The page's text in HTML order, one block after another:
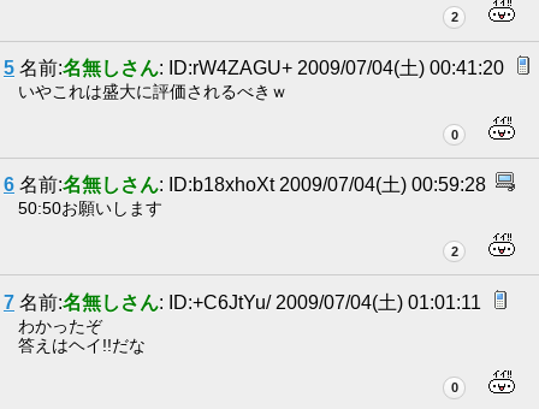
2
5 名前:名無しさん: ID:rW4ZAGU+ 2009/07/04(土) 00:41:20
いやこれは盛大に評価されるべきｗ
0
6 名前:名無しさん: ID:b18xhoXt 2009/07/04(土) 00:59:28
50:50お願いします
2
7 名前:名無しさん: ID:+C6JtYu/ 2009/07/04(土) 01:01:11
わかったぞ
答えはヘイ!!だな
0